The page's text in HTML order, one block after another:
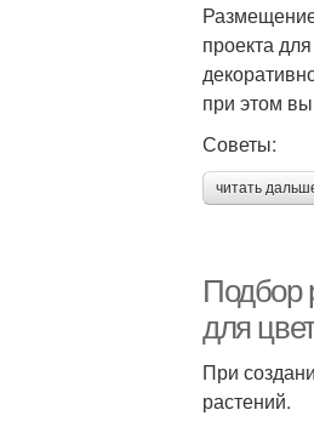
проекта
при этом
Советы:
читать
Подбор
для
При
растений.